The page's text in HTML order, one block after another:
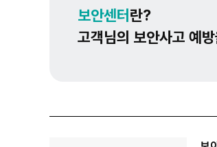
보안센터란?
고객님의 보안사고 예